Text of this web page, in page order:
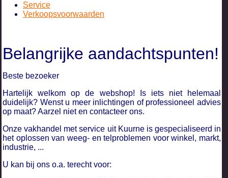
Service
Verkoopsvoorwaarden
Belangrijke aandachtspunten!
Beste bezoeker
Hartelijk welkom op de webshop! Is iets niet helemaal
duidelijk? Wenst u meer inlichtingen of professioneel advies
op maat? Aarzel niet en contacteer ons.
Onze vakhandel met service uit Kuurne is gespecialiseerd in
het oplossen van weeg- en telproblemen voor winkel, markt,
industrie, ...
U kan bij ons o.a. terecht voor: